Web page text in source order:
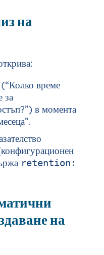
на
(“Колко време
за
в момента
retention:
на